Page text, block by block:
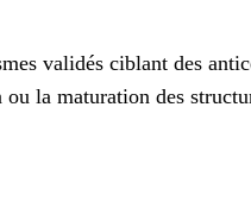
validés ciblant des
la maturation des